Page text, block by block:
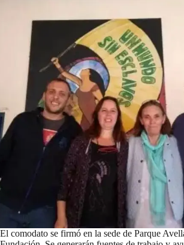
El comodato se firmó en la sede de Parque